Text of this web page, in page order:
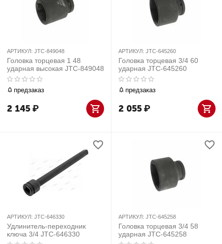
АРТИКУЛ: JTC-849048
Головка торцевая 1 48
ударная высокая JTC-849048
предзаказ
2 145₽
АРТИКУЛ: JTC-645260
Головка торцевая 3/4 60
ударная JTC-645260
предзаказ
2 055₽
АРТИКУЛ: JTC-646330
Удлинитель-переходник
ключа 3/4 JTC-646330
АРТИКУЛ: JTC-645258
Головка торцевая 3/4 58
ударная JTC-645258